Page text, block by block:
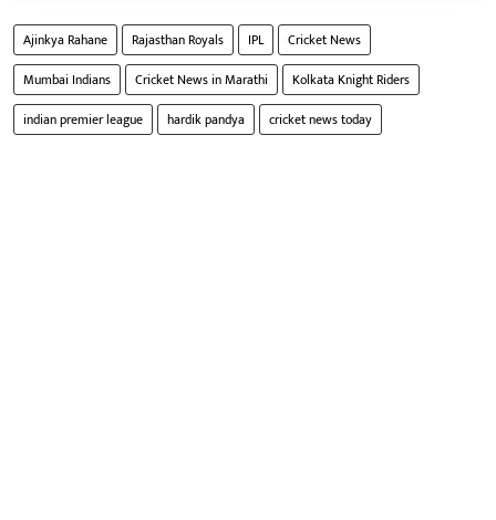
Ajinkya Rahane Rajasthan Royals IPL
Cricket News
Mumbai Indians
Cricket News in Marathi
Kolkata Knight Riders
indian premier league
hardik pandya cricket news today